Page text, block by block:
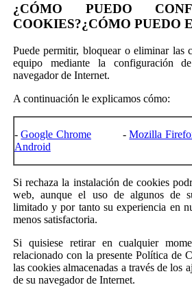
¿CÓMO PUEDO
COOKIES?¿CÓMO PUEDO
Puede permitir, bloquear o eliminar las
equipo mediante la configuración
navegador de Internet.
A continuación le explicamos cómo:
-Google Chrome-Mozilla
Android
Si rechaza la instalación de cookies
web, aunque el uso de algunos de
limitado y por tanto su experiencia en
menos satisfactoria.
Si quisiese retirar en cualquier
relacionado con la presente Política de
las cookies almacenadas a través de los
de su navegador de Internet.